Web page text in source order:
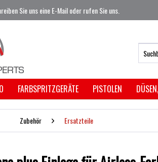
Sie uns eine E-Mail oder rufen Sie uns.
FARBSPRITZGERÄTE PISTOLEN
Zubehör Ersatzteile